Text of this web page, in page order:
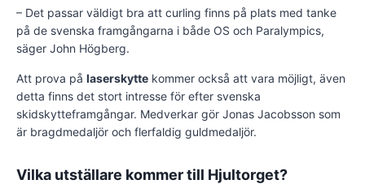
– Det passar väldigt bra att curling finns på plats med tanke
på de svenska framgångarna i både OS och Paralympics,
säger John Högberg.
Att prova på laserskytte kommer också att vara möjligt, även
detta finns det stort intresse för efter svenska
skidskytteframgångar. Medverkar gör Jonas Jacobsson som
är bragdmedaljör och flerfaldig guldmedaljör.
Vilka utställare kommer till Hjultorget?